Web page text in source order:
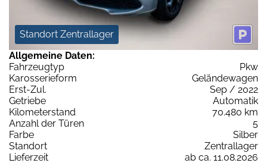
Standort Zentrallager
Allgemeine Daten:
Fahrzeugtyp
Pkw
Karosserieform
Geländewagen
Erst-Zul.
Sep / 2022
Getriebe
Automatik
Kilometerstand
70.480 km
Anzahl der Türen
5
Farbe
Silber
Standort
Zentrallager
Lieferzeit
ab ca. 11.08.2026